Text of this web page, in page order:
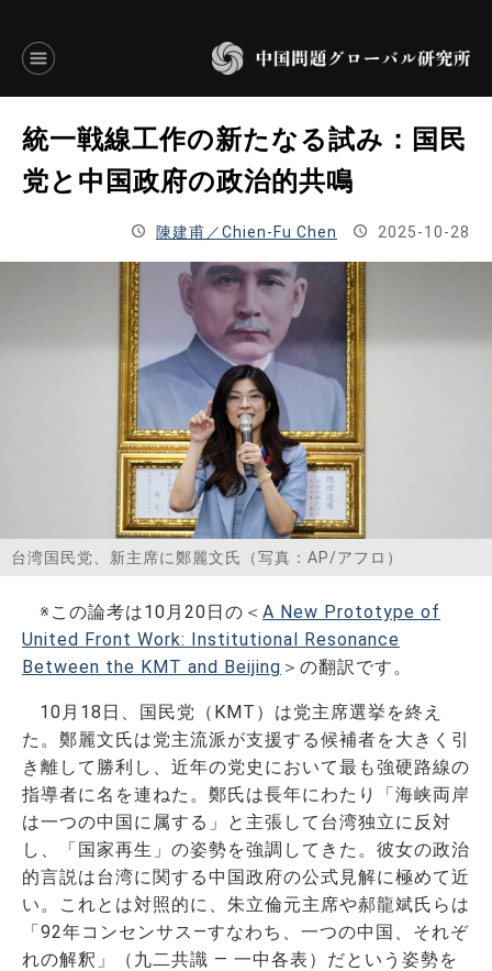
言語別アーカイブ
ENGLISH
統一戦線工作の新たなる試み：国民
党と中国政府の政治的共鳴
陳建甫／Chien-Fu Chen 2025-10-28
台湾国民党、新主席に鄭麗文氏（写真：AP/アフロ）
※この論考は10月20日の＜ A New Prototype of
United Front Work: Institutional Resonance
Between the KMT and Beijing ＞の翻訳です。
10月18日、国民党（KMT）は党主席選挙を終え
た。鄭麗文氏は党主流派が支援する候補者を大きく引
き離して勝利し、近年の党史において最も強硬路線の
指導者に名を連ねた。鄭氏は長年にわたり「海峡両岸
は一つの中国に属する」と主張して台湾独立に反対
し、「国家再生」の姿勢を強調してきた。彼女の政治
的言説は台湾に関する中国政府の公式見解に極めて近
い。これとは対照的に、朱立倫元主席や郝龍斌氏らは
「92年コンセンサス―すなわち、一つの中国、それぞ
れの解釈」（九二共識 ― 一中各表）だという姿勢を